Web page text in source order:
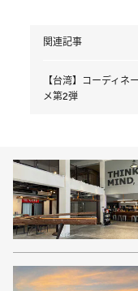
関連記事
【台湾】コーディネ
メ第2弾